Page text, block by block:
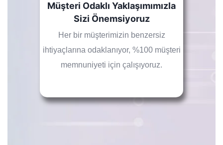
Müşteri Odaklı Yaklaşımımızla
Sizi Önemsiyoruz
Her bir müşterimizin benzersiz
ihtiyaçlarına odaklanıyor, %100 müşteri
memnuniyeti için çalışıyoruz.